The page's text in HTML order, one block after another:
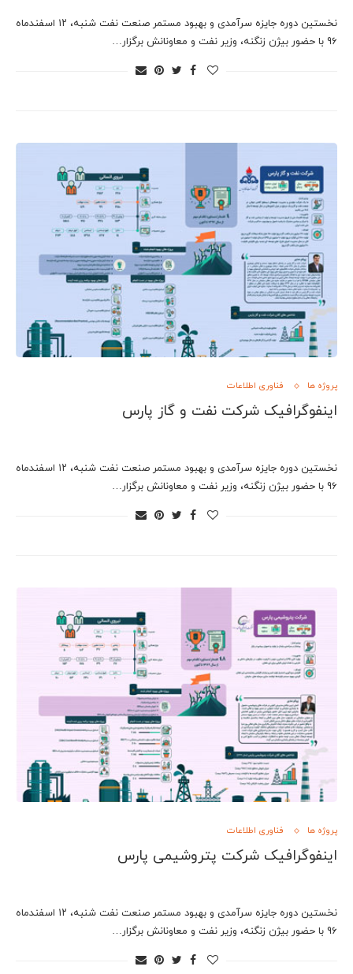
نخستین دوره جایزه سرآمدی و بهبود مستمر صنعت نفت شنبه، ۱۲ اسفندماه
96 با حضور بیژن زنگنه، وزیر نفت و معاونانش برگزار…
پروژه ها فناوری اطلاعات
اینفوگرافیک شرکت نفت و گاز پارس
نخستین دوره جایزه سرآمدی و بهبود مستمر صنعت نفت شنبه، ۱۲ اسفندماه
96 با حضور بیژن زنگنه، وزیر نفت و معاونانش برگزار…
پروژه ها فناوری اطلاعات
اینفوگرافیک شرکت پتروشیمی پارس
نخستین دوره جایزه سرآمدی و بهبود مستمر صنعت نفت شنبه، ۱۲ اسفندماه
96 با حضور بیژن زنگنه، وزیر نفت و معاونانش برگزار…